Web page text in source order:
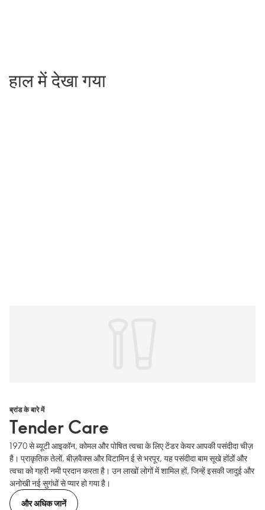
हाल में देखा गया
ब्रांड के बारे में
Tender Care
1970 से ब्यूटी आइकॉन, कोमल और पोषित त्वचा के लिए टेंडर केयर आपकी पसंदीदा चीज़
है। प्राकृतिक तेलों, बीज़वैक्स और विटामिन ई से भरपूर, यह पसंदीदा बाम सूखे होंठों और
त्वचा को गहरी नमी प्रदान करता है। उन लाखों लोगों में शामिल हों, जिन्हें इसकी जादुई और
अनोखी नई सुगंधों से प्यार हो गया है।
और अधिक जानें